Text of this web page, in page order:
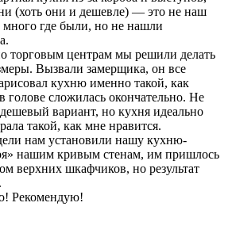
(хоть они и дешевле) — это не наш
где были, но не нашли
торговым центрам мы решили делать
Вызвали замерщика, он все
кухню именно такой, как
голове сложилась окончательно. Не
вариант, но кухня идеально
такой, как мне нравится.
нам установили нашу кухню-
нашим кривым стенам, им пришлось
верхних шкафчиков, но результат
Рекомендую!